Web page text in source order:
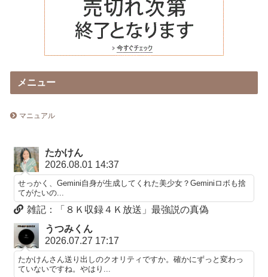
メニュー
マニュアル
たかけん
2026.08.01 14:37
せっかく、Gemini自身が生成してくれた美少女？Geminiロボも捨
てがたいの...
雑記：「８Ｋ収録４Ｋ放送」最強説の真偽
うつみくん
2026.07.27 17:17
たかけんさん送り出しのクオリティですか。確かにずっと変わっ
ていないですね。やはり...